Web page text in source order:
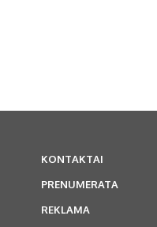
KONTAKTAI
PRENUMERATA
REKLAMA